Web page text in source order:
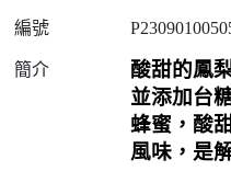
編號
簡介
酸甜的鳳
並添加台
蜂蜜，酸
風味，是